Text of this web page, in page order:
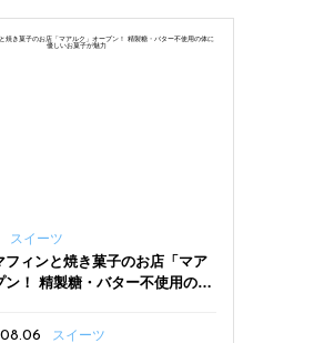
スイーツ
フィンと焼き菓子のお店「マア
ン！ 精製糖・バター不使用の体
スイーツ